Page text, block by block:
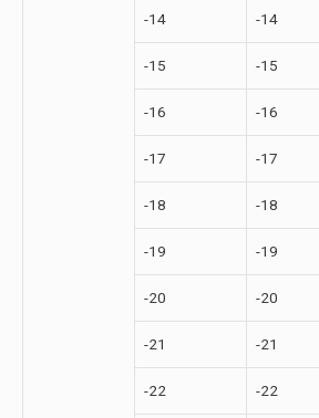
-14 -14
-15 -15
-16 -16
-17 -17
-18 -18
-19 -19
-20 -20
-21 -21
-22 -22